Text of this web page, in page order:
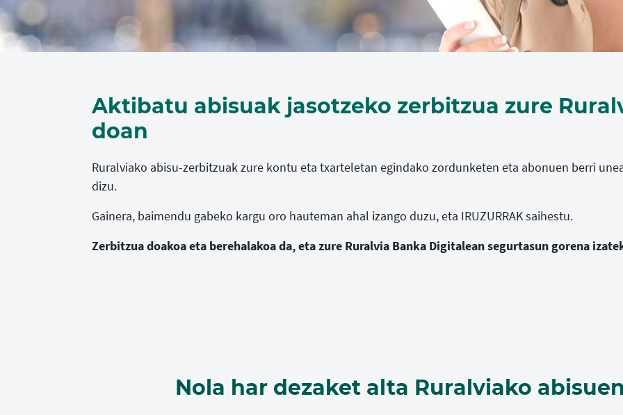
Aktibatu abisuak jasotzeko zerbitzua zure
doan
Ruralviako abisu-zerbitzuak zure kontu eta txarteletan egindako zordunketen eta abonuen berri
dizu.
Gainera, baimendu gabeko kargu oro hauteman ahal izango duzu, eta IRUZURRAK saihestu.
Zerbitzua doakoa eta berehalakoa da, eta zure Ruralvia Banka Digitalean segurtasun gorena
Nola har dezaket alta Ruralviako